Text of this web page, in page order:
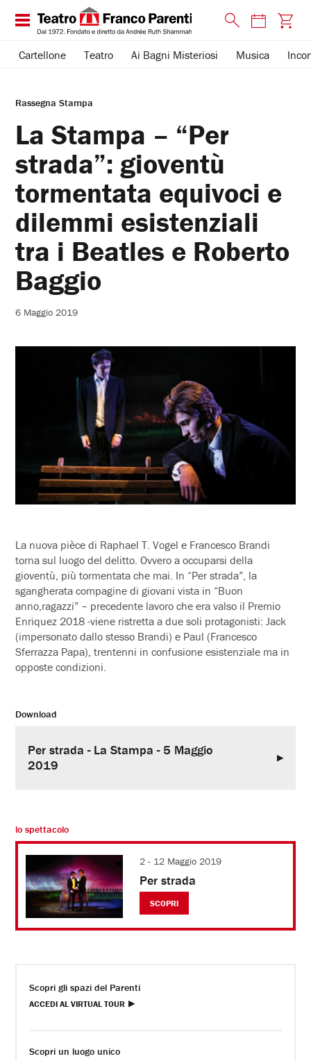
Cartellone Teatro Ai Bagni Misteriosi Musica
Rassegna Stampa
La Stampa – “Per
strada”: gioventù
tormentata equivoci e
dilemmi esistenziali
tra i Beatles e Roberto
Baggio
6 Maggio 2019
La nuova pièce di Raphael T. Vogel e Francesco Brandi
torna sul luogo del delitto. Ovvero a occuparsi della
gioventù, più tormentata che mai. In “Per strada”, la
sgangherata compagine di giovani vista in “Buon
anno,ragazzi” – precedente lavoro che era valso il Premio
Enriquez 2018 -viene ristretta a due soli protagonisti: Jack
(impersonato dallo stesso Brandi) e Paul (Francesco
Sferrazza Papa), trentenni in confusione esistenziale ma in
opposte condizioni.
Download
Per strada - La Stampa - 5 Maggio
2019
lo spettacolo
2 - 12 Maggio 2019
Per strada
SCOPRI
Scopri gli spazi del Parenti
ACCEDI AL VIRTUAL TOUR
Scopri un luogo unico